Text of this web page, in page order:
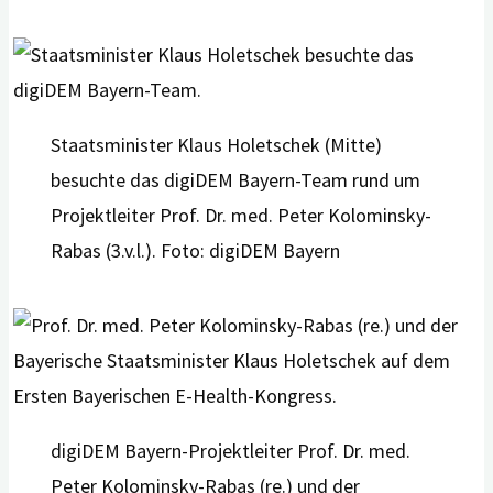
Staatsminister Klaus Holetschek (Mitte)
besuchte das digiDEM Bayern-Team rund um
Projektleiter Prof. Dr. med. Peter Kolominsky-
Rabas (3.v.l.). Foto: digiDEM Bayern
digiDEM Bayern-Projektleiter Prof. Dr. med.
Peter Kolominsky-Rabas (re.) und der